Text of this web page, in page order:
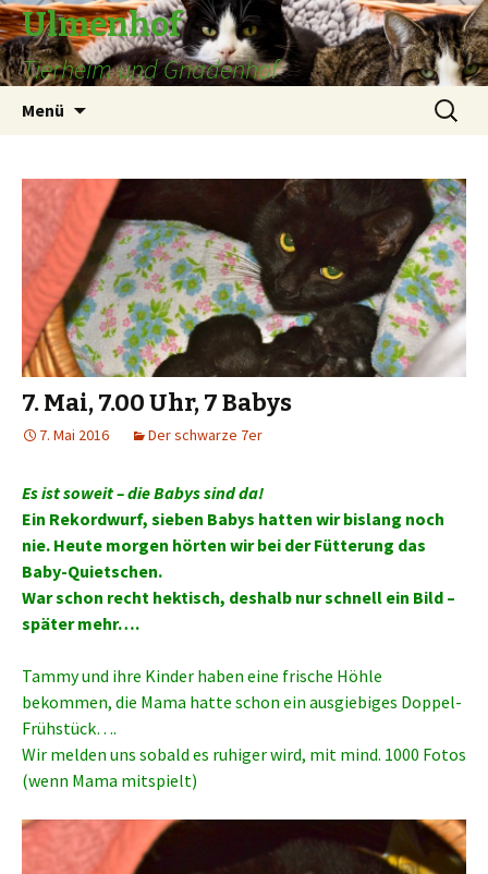
Ulmenhof
Tierheim und Gnadenhof
Menü
Suchen
nach:
7. Mai, 7.00 Uhr, 7 Babys
7. Mai 2016 Der schwarze 7er
Es ist soweit – die Babys sind da!
Ein Rekordwurf, sieben Babys hatten wir bislang noch
nie. Heute morgen hörten wir bei der Fütterung das
Baby-Quietschen.
War schon recht hektisch, deshalb nur schnell ein Bild –
später mehr….
Tammy und ihre Kinder haben eine frische Höhle
bekommen, die Mama hatte schon ein ausgiebiges Doppel-
Frühstück….
Wir melden uns sobald es ruhiger wird, mit mind. 1000 Fotos
(wenn Mama mitspielt)